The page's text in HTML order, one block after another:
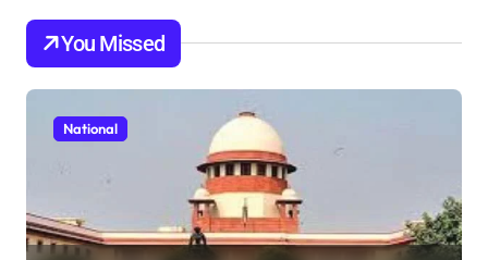
You Missed
National